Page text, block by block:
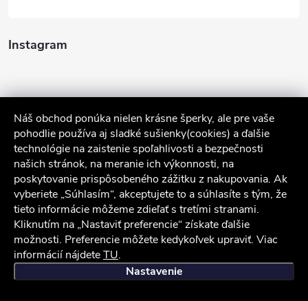
Náš obchod ponúka nielen krásne šperky, ale pre vaše
pohodlie používa aj sladké sušienky(cookies) a ďalšie
technológie na zaistenie spoľahlivosti a bezpečnosti
našich stránok, na meranie ich výkonnosti, na
poskytovanie prispôsobeného zážitku z nakupovania. Ak
vyberiete „Súhlasím“, akceptujete to a súhlasíte s tým, že
tieto informácie môžeme zdieľať s tretími stranami.
Kliknutím na „Nastaviť preferencie“ získate ďalšie
možnosti. Preferencie môžete kedykoľvek upraviť. Viac
informácií nájdeteTU.
Nastavenie
Instagram
Sledovať na Instagrame
Služby zákazníkom
iocel.sk Obchodné podmienky Ochrana osobných údajov